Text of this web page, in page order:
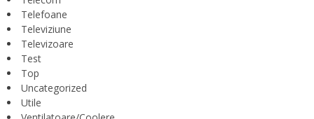
Telefoane
Televiziune
Televizoare
Test
Top
Uncategorized
Utile